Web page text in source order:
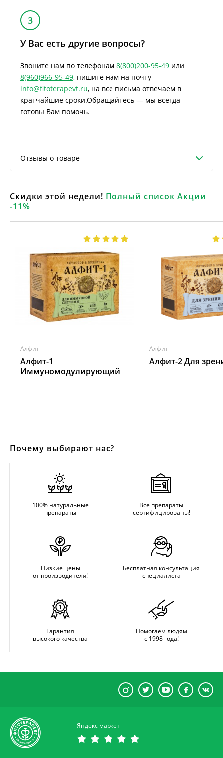
3
У Вас есть другие вопросы?
Звоните нам по телефонам 8(800)200-95-49 или
8(960)966-95-49, пишите нам на почту
info@fitoterapevt.ru, на все письма отвечаем в
кратчайшие сроки.Обращайтесь — мы всегда
готовы Вам помочь.
Отзывы о товаре
Скидки этой недели! Полный список Акции
-11%
Алфит
Алфит-1
Иммуномодулирующий
Алфит
Алфит-2 Для
Почему выбирают нас?
100% натуральные
препараты
Все препараты
сертифицированы!
Низкие цены
от производителя!
Бесплатная консультация
специалиста
Гарантия
высокого качества
Помогаем людям
с 1998 года!
Яндекс маркет